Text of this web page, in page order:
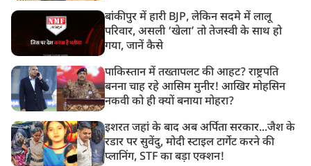
बांकीपुर में हारी BJP, लेकिन सदमे में लालू
परिवार, असली ‘खेला’ तो तेजस्वी के साथ हो
गया, जानें कैसे
पाकिस्तान में तख्तापलट की आहट? राष्ट्रपति
बनना चाह रहे आसिम मुनीर! आखिर मोहसिन
नकवी को ही क्यों बनाया मोहरा?
इशरत जहां के बाद अब अर्पिता सरकार...जैश के
रडार पर सुवेंदु, मोदी स्टाइल टार्गेट करने की
प्लानिंग, STF का बड़ा एक्शन!